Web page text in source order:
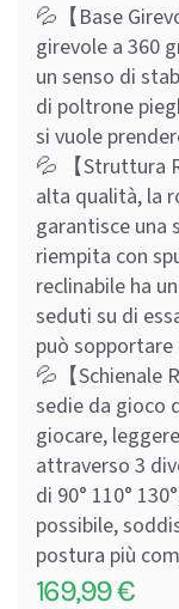
💦【Base
girevole a 360
un senso di
di poltrone
si vuole
💦 【Struttura
alta qualità, la
garantisce una
riempita con
reclinabile ha
seduti su di
può sopportare
💦【Schienale
sedie da gioco
giocare,
attraverso 3
di 90° 110°
possibile,
postura più
169,99€